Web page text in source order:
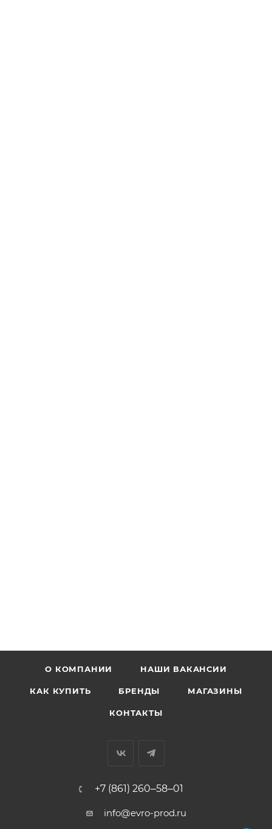
О КОМПАНИИ НАШИ ВАКАНСИИ
КАК КУПИТЬ БРЕНДЫ МАГАЗИНЫ
КОНТАКТЫ
+7 (861) 260‒58‒01
info@evro-prod.ru